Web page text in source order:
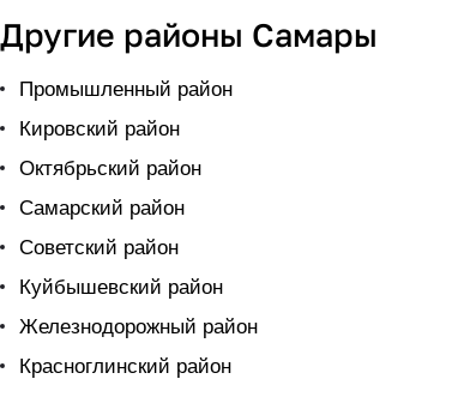
Другие районы Самары
Промышленный район
Кировский район
Октябрьский район
Самарский район
Советский район
Куйбышевский район
Железнодорожный район
Красноглинский район